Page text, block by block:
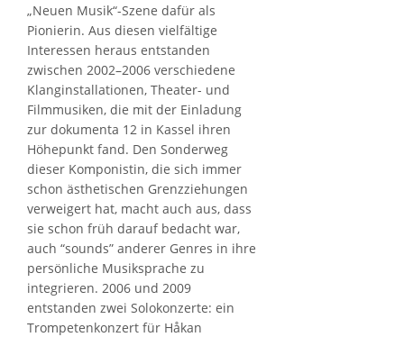
„Neuen Musik“-Szene dafür als
Pionierin. Aus diesen vielfältige
Interessen heraus entstanden
zwischen 2002–2006 verschiedene
Klanginstallationen, Theater- und
Filmmusiken, die mit der Einladung
zur dokumenta 12 in Kassel ihren
Höhepunkt fand. Den Sonderweg
dieser Komponistin, die sich immer
schon ästhetischen Grenzziehungen
verweigert hat, macht auch aus, dass
sie schon früh darauf bedacht war,
auch “sounds” anderer Genres in ihre
persönliche Musiksprache zu
integrieren. 2006 und 2009
entstanden zwei Solokonzerte: ein
Trompetenkonzert für Håkan